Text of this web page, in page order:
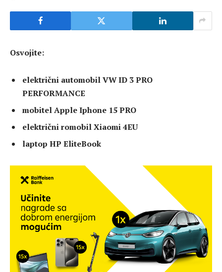
Osvojite:
električni automobil VW ID 3 PRO
PERFORMANCE
mobitel Apple Iphone 15 PRO
električni romobil Xiaomi 4EU
laptop HP EliteBook